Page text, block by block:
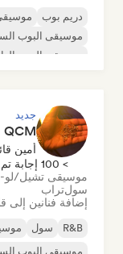
دريم بوب
موسيقى البوب
موسيقى البوب
جديد
QCM
أمين
> 100 إجابة تم تقديمها
موسيقى تشيل/
سولتراب
إضافة فنانين إلى
R&B سول
موسيقى البوب